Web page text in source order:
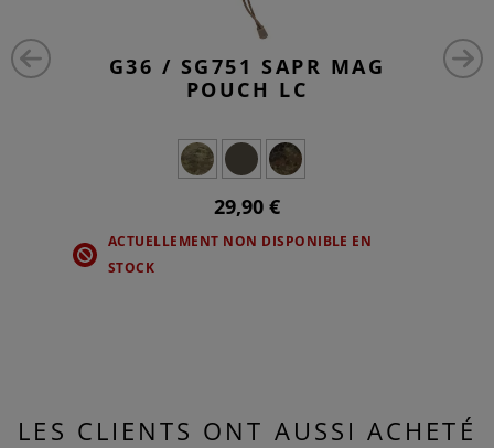
G36 / SG751 SAPR MAG
POUCH LC
29,90 €
ACTUELLEMENT NON DISPONIBLE EN
STOCK
LES CLIENTS ONT AUSSI ACHETÉ